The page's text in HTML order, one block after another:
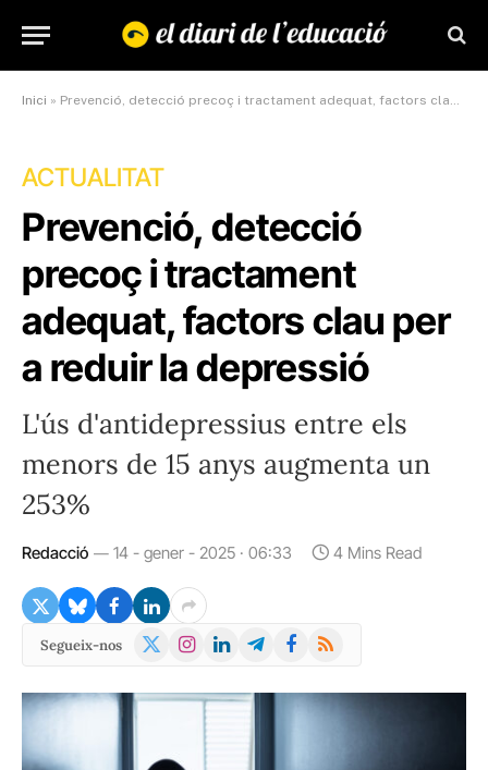
Inici » Prevenció, detecció precoç i tractament adequat, factors clau per a reduir la depressió
ACTUALITAT
Prevenció, detecció
precoç i tractament
adequat, factors clau per
a reduir la depressió
L'ús d'antidepressius entre els
menors de 15 anys augmenta un
253%
Redacció 14 - gener - 2025 · 06:33 4 Mins Read
Segueix-nos
X
Instagram
LinkedInTelegramFacebook
RSS